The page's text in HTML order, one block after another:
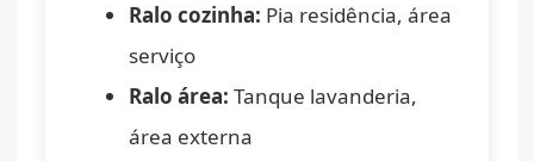
Ralo cozinha: Pia residência, área
serviço
Ralo área: Tanque lavanderia,
área externa